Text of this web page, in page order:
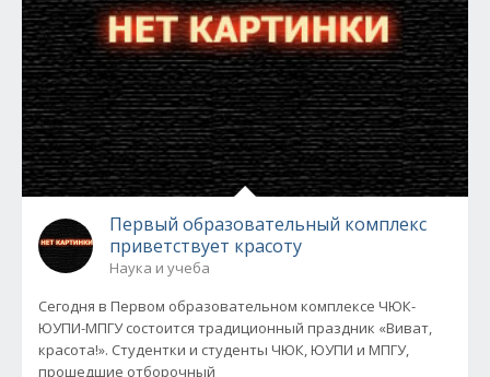
Первый образовательный комплекс
приветствует красоту
Наука и учеба
Сегодня в Первом образовательном комплексе ЧЮК-
ЮУПИ-МПГУ состоится традиционный праздник «Виват,
красота!». Студентки и студенты ЧЮК, ЮУПИ и МПГУ,
прошедшие отборочный